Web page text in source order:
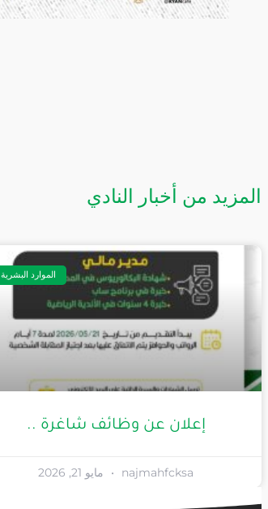
المزيد من أخبار النادي
الموارد البشرية
إعلان عن وظائف شاغرة ..
najmahfcksa مايو 21, 2026